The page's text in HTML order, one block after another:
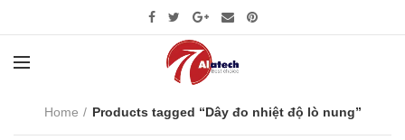
Home Products tagged “Dây đo nhiệt độ lò nung”